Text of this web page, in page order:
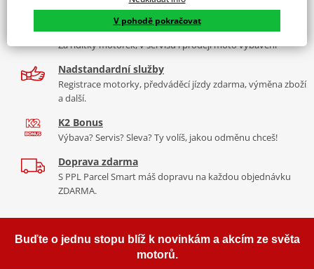
Co když mi to nebude
let se účastní nejslavnějších závodů motocyklů po celém světě. V
naší nabídce naleznete doplňky a příslušenství například: plexi,
padací protektory a mnoho dalšího.
Zobrazit všechny produktyznačky PUIG
díly, to vše v Praze a Liberci
Více než 30 let zkušeností
Za řídítky motorek, v servisu i prodeji moto vybavení
Nadstandardní služby
Registrace motorky, předváděcí jízdy zdarma, výměna zboží
a další.
K2 Bonus
Výbava? Servis? Sleva? Ty volíš, jakou odměnu chceš!
Doprava zdarma
S PPL Parcel Smart máš dopravu na každou objednávku
ZDARMA.
Buďte o jednu stopu blíž k novinkám a akcím ze světa
motorů.
V pohodě pokračovat